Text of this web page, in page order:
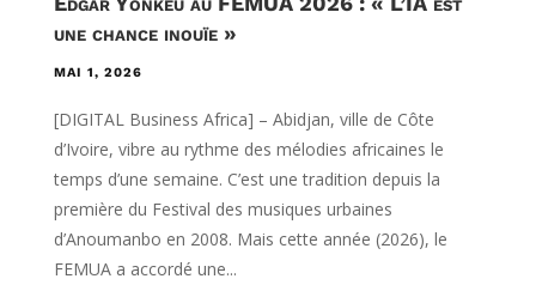
une chance inouïe »
MAI 1, 2026
[DIGITAL Business Africa] – Abidjan, ville de Côte
d’Ivoire, vibre au rythme des mélodies africaines le
temps d’une semaine. C’est une tradition depuis la
première du Festival des musiques urbaines
d’Anoumanbo en 2008. Mais cette année (2026), le
FEMUA a accordé une...